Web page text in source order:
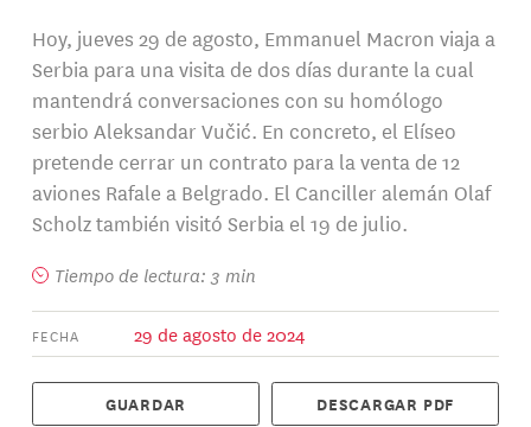
Hoy, jueves 29 de agosto, Emmanuel Macron viaja a
Serbia para una visita de dos días durante la cual
mantendrá conversaciones con su homólogo
serbio Aleksandar Vučić. En concreto, el Elíseo
pretende cerrar un contrato para la venta de 12
aviones Rafale a Belgrado. El Canciller alemán Olaf
Scholz también visitó Serbia el 19 de julio.
Tiempo de lectura: 3 min
FECHA 29 de agosto de 2024
GUARDAR DESCARGAR PDF